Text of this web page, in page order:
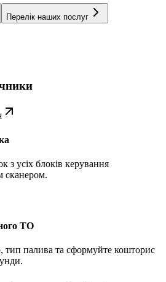
Перелік наших послуг
з усіх блоків керування
сканером.
ТО
тип палива та сформуйте кошторис